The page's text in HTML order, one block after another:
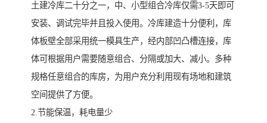
土建冷库二十分之一，中、小型组合冷库仅需3-5天即可
安装、调试完毕并且投入使用。冷库建造十分便利，库
体板壁全部采用统一模具生产，经内部凹凸槽连接，库
体可根据用户需要随意组合、分隔或加大、减小。多种
规格任意组合的库房，为用户充分利用现有场地和建筑
空间提供了方便。
2.节能保温，耗电量少